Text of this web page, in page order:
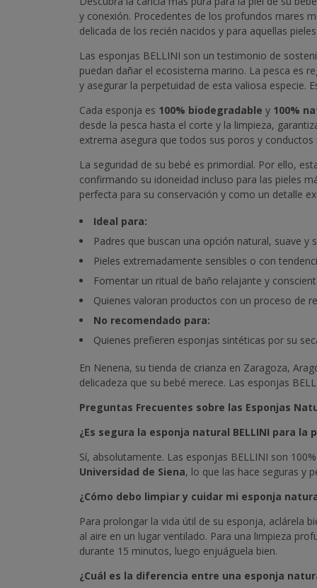
y conexión. Procedentes de los profundos mares
delicada de los recién nacidos y para aquellas
Las esponjas BELLINI son un testimonio de
puedan dañar el ecosistema marino. La pesca es
y asegurar la perpetuidad de esta valiosa
Cada esponja es 100% biodegradable y 100%
desde la pesca hasta el corte y la limpieza,
extrema asegura que todos sus poros y
La seguridad de su bebé es primordial. Por ello,
confirmando su idoneidad incluso para las pieles
perfecta para su conservación y como un detalle
Ideal para:
Padres que buscan una opción natural, suave
Pieles extremadamente sensibles o con
Fomentar un ritual de baño relajante y
Quienes valoran productos con un proceso de
No recomendado para:
Quienes prefieren esponjas sintéticas por su
En Nenena, su tienda de crianza en Zaragoza,
delicadeza que su bebé merece. Las esponjas
Preguntas Frecuentes sobre las Esponjas
¿Es segura la esponja natural BELLINI para la
Sí, absolutamente. Las esponjas BELLINI son
Universidad de Siena, lo que las hace seguras y
¿Cómo debo limpiar y cuidar mi esponja
Para prolongar la vida útil de su esponja, aclárela
al aire en un lugar ventilado. Para una limpieza
durante 15 minutos, luego enjuáguela bien.
¿Cuál es la diferencia entre una esponja